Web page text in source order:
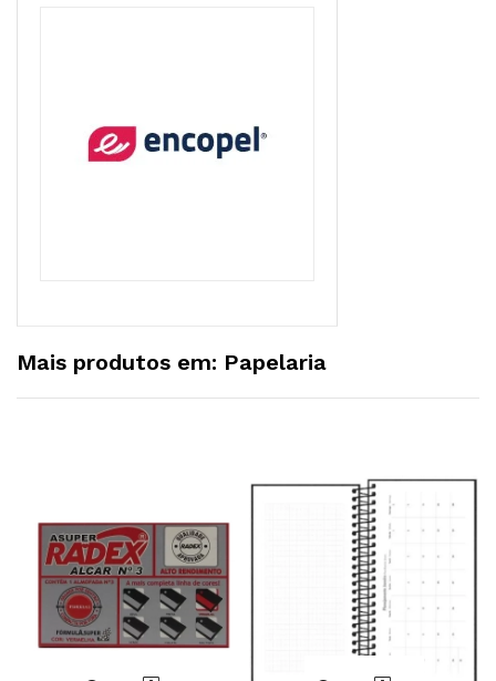
Mais produtos em: Papelaria